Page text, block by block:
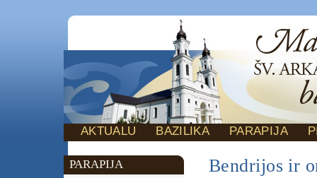
AKTUALU BAZILIKA PARAPIJA
Bendrijos ir
PARAPIJA